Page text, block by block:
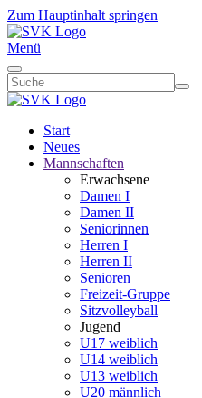
Zum Hauptinhalt springen
Menü
Start
Neues
Mannschaften
Erwachsene
Damen I
Damen II
Seniorinnen
Herren I
Herren II
Senioren
Freizeit-Gruppe
Sitzvolleyball
Jugend
U17 weiblich
U14 weiblich
U13 weiblich
U20 männlich